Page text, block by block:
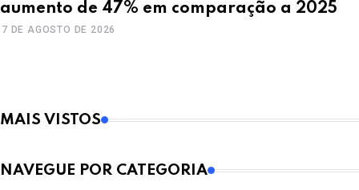
aumento de 47% em comparação a 2025
7 DE AGOSTO DE 2026
MAIS VISTOS
NAVEGUE POR CATEGORIA